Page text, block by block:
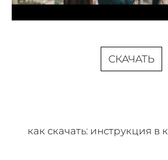
СКАЧАТЬ
как скачать: инструкция в